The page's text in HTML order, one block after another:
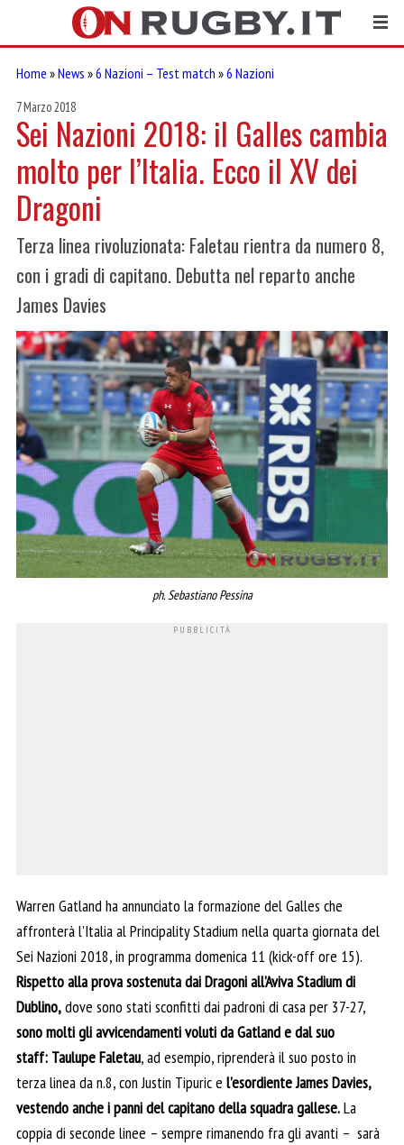
Home »News »6 Nazioni – Test match »6 Nazioni
7 Marzo 2018
Sei Nazioni 2018: il Galles cambia
molto per l’Italia. Ecco il XV dei
Dragoni
Terza linea rivoluzionata: Faletau rientra da numero 8,
con i gradi di capitano. Debutta nel reparto anche
James Davies
ph. Sebastiano Pessina
Warren Gatland ha annunciato la formazione del Galles che
affronterà l’Italia al Principality Stadium nella quarta giornata del
Sei Nazioni 2018, in programma domenica 11 (kick-off ore 15).
Rispetto alla prova sostenuta dai Dragoni all’Aviva Stadium di
Dublino,dove sono stati sconfitti dai padroni di casa per 37-27,
sono molti gli avvicendamenti voluti da Gatland e dal suo
staff: Taulupe Faletau, ad esempio, riprenderà il suo posto in
terza linea da n.8, con Justin Tipuric e l’esordiente James Davies,
vestendo anche i panni del capitano della squadra gallese.La
coppia di seconde linee – sempre rimanendo fra gli avanti – sarà